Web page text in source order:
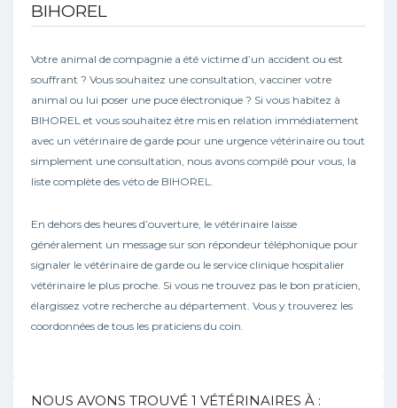
BIHOREL
Votre animal de compagnie a été victime d’un accident ou est
souffrant ? Vous souhaitez une consultation, vacciner votre
animal ou lui poser une puce électronique ? Si vous habitez à
BIHOREL et vous souhaitez être mis en relation immédiatement
avec un vétérinaire de garde pour une urgence vétérinaire ou tout
simplement une consultation, nous avons compilé pour vous, la
liste complète des véto de BIHOREL.
En dehors des heures d’ouverture, le vétérinaire laisse
généralement un message sur son répondeur téléphonique pour
signaler le vétérinaire de garde ou le service clinique hospitalier
vétérinaire le plus proche. Si vous ne trouvez pas le bon praticien,
élargissez votre recherche au département. Vous y trouverez les
coordonnées de tous les praticiens du coin.
NOUS AVONS TROUVÉ 1 VÉTÉRINAIRES À :